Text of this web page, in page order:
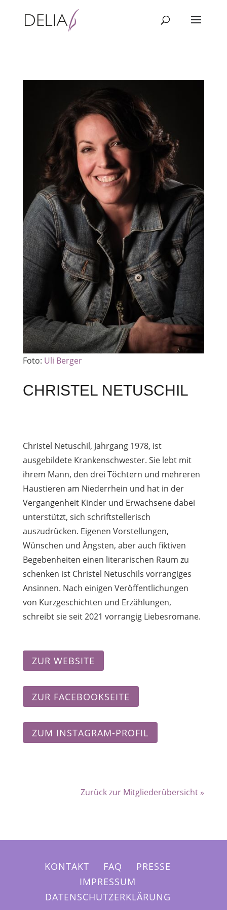
Foto: Uli Berger
CHRISTEL NETUSCHIL
Christel Netuschil, Jahrgang 1978, ist
ausgebildete Krankenschwester. Sie lebt mit
ihrem Mann, den drei Töchtern und mehreren
Haustieren am Niederrhein und hat in der
Vergangenheit Kinder und Erwachsene dabei
unterstützt, sich schriftstellerisch
auszudrücken. Eigenen Vorstellungen,
Wünschen und Ängsten, aber auch fiktiven
Begebenheiten einen literarischen Raum zu
schenken ist Christel Netuschils vorrangiges
Ansinnen. Nach einigen Veröffentlichungen
von Kurzgeschichten und Erzählungen,
schreibt sie seit 2021 vorrangig Liebesromane.
ZUR WEBSITE
ZUR FACEBOOKSEITE
ZUM INSTAGRAM-PROFIL
Zurück zur Mitgliederübersicht »
KONTAKT FAQ
PRESSE
IMPRESSUM
DATENSCHUTZERKLÄRUNG